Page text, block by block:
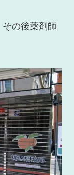
の後薬剤師